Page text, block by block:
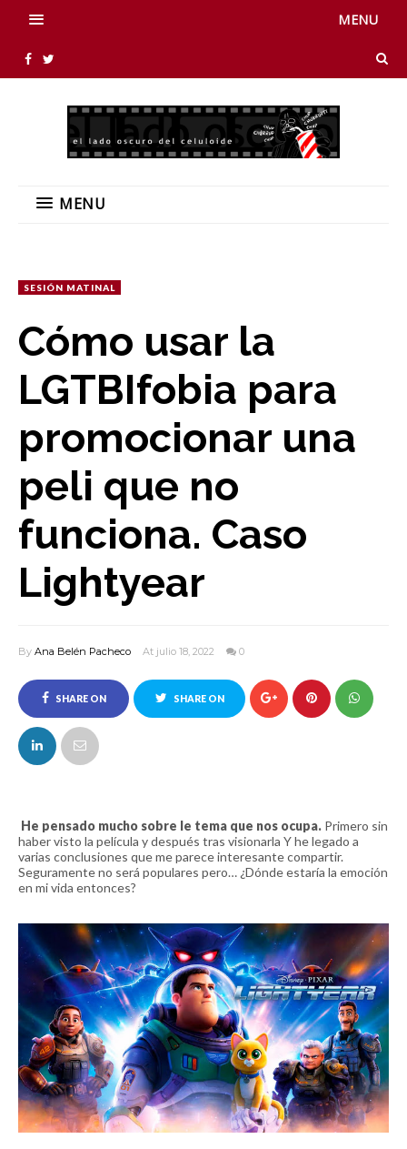
MENU
MENU
SESIÓN MATINAL
Cómo usar la
LGTBIfobia para
promocionar una
peli que no
funciona. Caso
Lightyear
By Ana Belén Pacheco At julio 18, 2022 0
SHARE ON
FACEBOOK
SHARE ON
He pensado mucho sobre le tema que nos ocupa. Primero sin
haber visto la película y después tras visionarla Y he legado a
varias conclusiones que me parece interesante compartir.
Seguramente no será populares pero… ¿Dónde estaría la emoción
en mi vida entonces?